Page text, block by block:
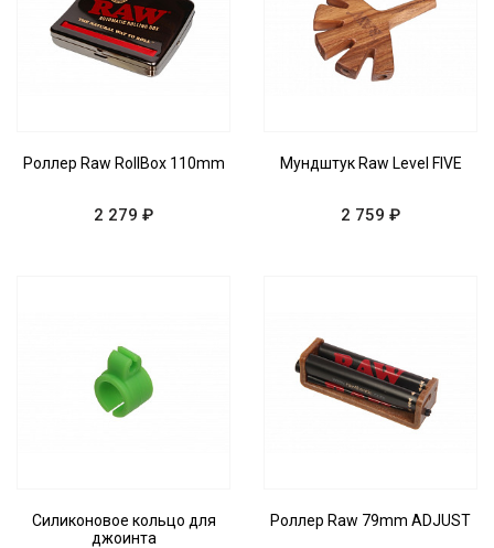
Роллер Raw RollBox 110mm
2 279 ₽
Мундштук Raw Level FIVE
2 759 ₽
Силиконовое кольцо для
джоинта
Роллер Raw 79mm ADJUST